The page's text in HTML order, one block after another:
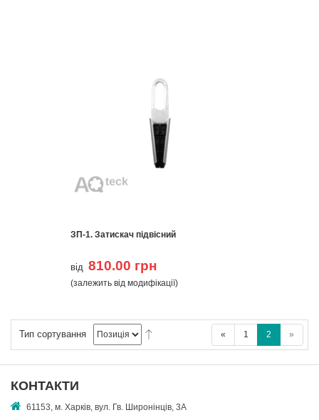
ЗП-1. Затискач підвісний
від 810.00 грн
(залежить від модифікації)
Тип сортування « 1 2 »
КОНТАКТИ
61153, м. Харків, вул. Гв. Широнінців, 3А